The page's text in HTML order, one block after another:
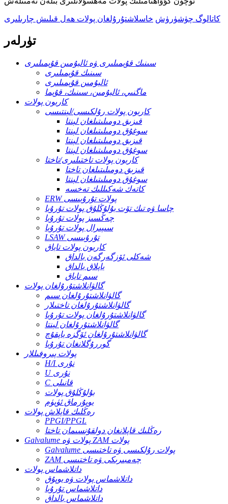
كاتالوگ چۈشۈرۈش خاسلاشتۇرۇلغان پولات ھەل قىلىش چارىلىرى
تۈرلەر
سىنىك قۇيمىلىرى ۋە ئاليۇمىن قۇيمىلىرى
سىنىك قۇيمىلىرى
ئاليۇمىن قۇيمىلىرى
ماگنىي، ئاليۇمىن، سىنىك، قۇيما
كاربون پولات
كاربون پولات رۇلكىسى/لېنتىسى
قىزىق دومىلىتىلغان لېنتا
سوغۇق دومىلىتىلغان لېنتا
قىزىق دومىلىتىلغان لېنتا
سوغۇق دومىلىتىلغان لېنتا
كاربون پولات تاختىلىرى/تاختا
قىزىق دومىلىتىلغان تاختا
سوغۇق دومىلىتىلغان لېنتا
كاتەك شەكىللىك تەخسە
ERW پولات تۇرۇبىسى
چاسا ۋە تىك تۆت بۇلۇڭلۇق پولات تۇرۇبا
چەڭسىز پولات تۇرۇبا
سىپىرال پولات تۇرۇبا
LSAW تۇرۇبىسى
كاربون پولات تاياق
شەكلى ئۆزگەرگەن بالداق
ياپلاق بالداق
سىم تاياق
گالۋانلاشتۇرۇلغان پولات
گالۋانلاشتۇرۇلغان سىم
گالۋانلاشتۇرۇلغان تاختىلار
گالۋانلاشتۇرۇلغان پولات تۇرۇبا
گالۋانلاشتۇرۇلغان لېنتا
گالۋانلاشتۇرۇلغان ئۆگزە ياپقۇچ
گوررۇگلانغان تۇرۇبا
پولات پىروفىللار
H/I نۇرى
U نۇرى
C قانىلى
بۇلۇڭلۇق پولات
يوپۇرماق ئۈيۈم
رەڭلىك قاپلاش پولات
PPGI/PPGL
رەڭلىك قاپلانغان دولقۇنسىمان تاختا
Galvalume پولات ۋە ZAM پولات
Galvalume پولات رۇلكىسى ۋە تاختىسى
ZAM چەمبىرىكى ۋە تاختىسى
داتلاشماس پولات
داتلاشماس پولات ۋە يوپۇق
داتلاشماس تۇرۇبا
داتلاشماس بالداق